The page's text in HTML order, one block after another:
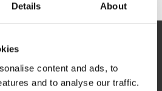
Details About
content and ads, to
and to analyse our traffic.